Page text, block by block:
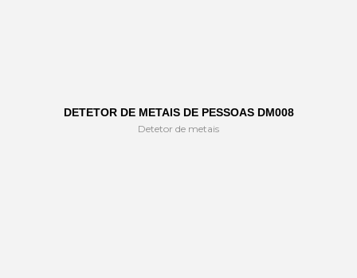
DETETOR DE METAIS DE PESSOAS DM008
Detetor de metais